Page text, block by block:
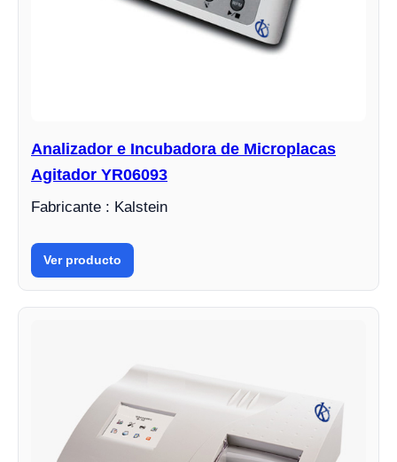
Analizador e Incubadora de Microplacas
Agitador YR06093
Fabricante : Kalstein
Ver producto